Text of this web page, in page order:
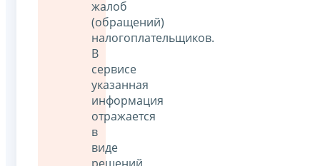
жалоб
(обращений)
налогоплательщиков.
В
сервисе
указанная
информация
отражается
в
виде
решений